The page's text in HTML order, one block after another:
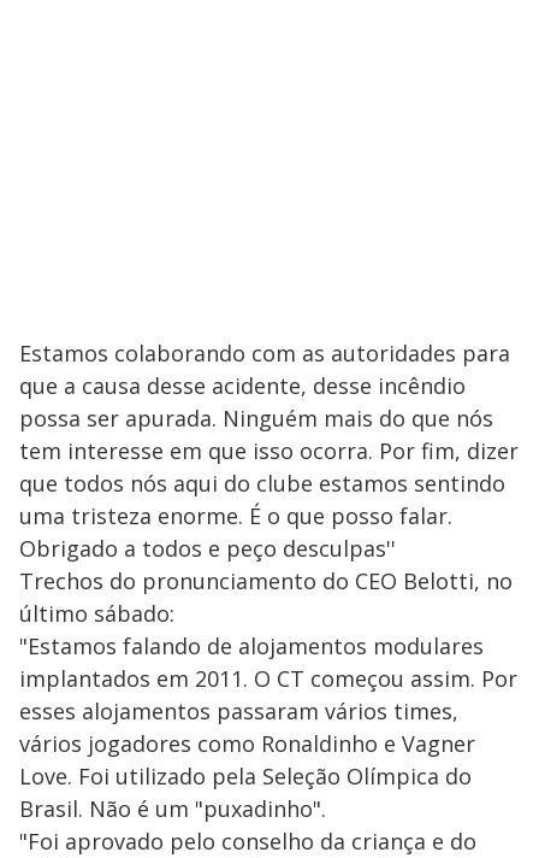
Estamos colaborando com as autoridades para
que a causa desse acidente, desse incêndio
possa ser apurada. Ninguém mais do que nós
tem interesse em que isso ocorra. Por fim, dizer
que todos nós aqui do clube estamos sentindo
uma tristeza enorme. É o que posso falar.
Obrigado a todos e peço desculpas''
Trechos do pronunciamento do CEO Belotti, no
último sábado:
"Estamos falando de alojamentos modulares
implantados em 2011. O CT começou assim. Por
esses alojamentos passaram vários times,
vários jogadores como Ronaldinho e Vagner
Love. Foi utilizado pela Seleção Olímpica do
Brasil. Não é um "puxadinho".
"Foi aprovado pelo conselho da criança e do